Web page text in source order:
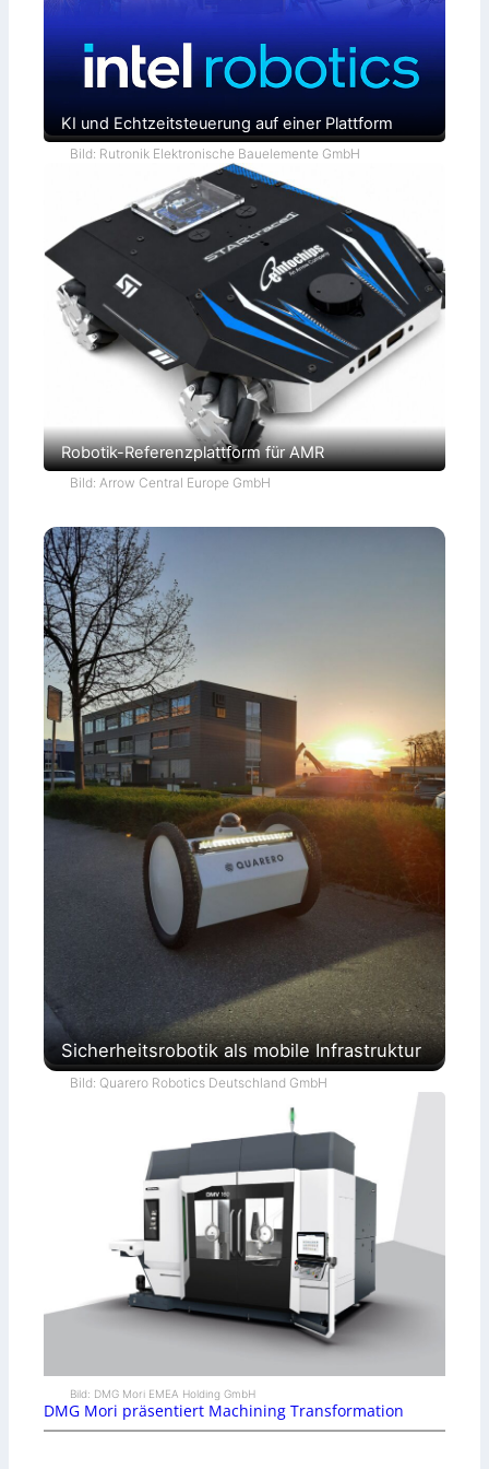
ö
n
g
e
KI und Echtzeitsteuerung auf einer Plattform
Bild: Rutronik Elektronische Bauelemente GmbH
Robotik-Referenzplattform für AMR
Bild: Arrow Central Europe GmbH
Sicherheitsrobotik als mobile Infrastruktur
Bild: Quarero Robotics Deutschland GmbH
Bild: DMG Mori EMEA Holding GmbH
DMG Mori präsentiert Machining Transformation